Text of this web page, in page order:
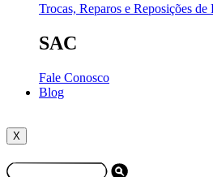
Trocas, Reparos e Reposições de
SAC
Fale Conosco
Blog
X